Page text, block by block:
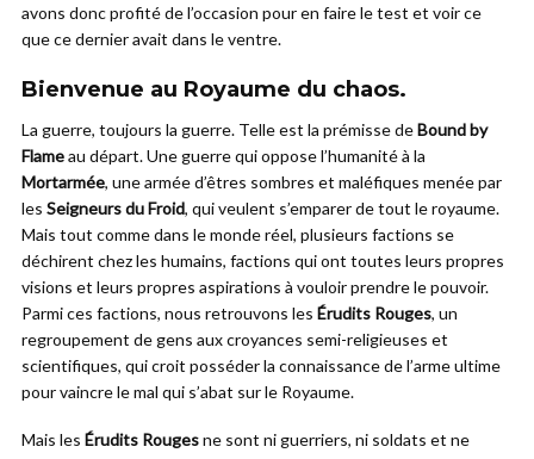
avons donc profité de l’occasion pour en faire le test et voir ce
que ce dernier avait dans le ventre.
Bienvenue au Royaume du chaos.
La guerre, toujours la guerre. Telle est la prémisse deBound by
Flameau départ. Une guerre qui oppose l’humanité à la
Mortarmée, une armée d’êtres sombres et maléfiques menée par
les Seigneurs du Froid, qui veulent s’emparer de tout le royaume.
Mais tout comme dans le monde réel, plusieurs factions se
déchirent chez les humains, factions qui ont toutes leurs propres
visions et leurs propres aspirations à vouloir prendre le pouvoir.
Parmi ces factions, nous retrouvons les Érudits Rouges, un
regroupement de gens aux croyances semi-religieuses et
scientifiques, qui croit posséder la connaissance de l’arme ultime
pour vaincre le mal qui s’abat sur le Royaume.
Mais les Érudits Rougesne sont ni guerriers, ni soldats et ne